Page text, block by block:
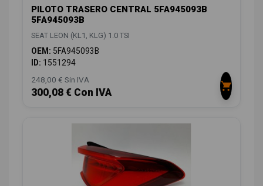
PILOTO TRASERO CENTRAL 5FA945093B
5FA945093B
SEAT LEON (KL1, KLG) 1.0 TSI
OEM: 5FA945093B
ID: 1551294
248,00 € Sin IVA
300,08 € Con IVA